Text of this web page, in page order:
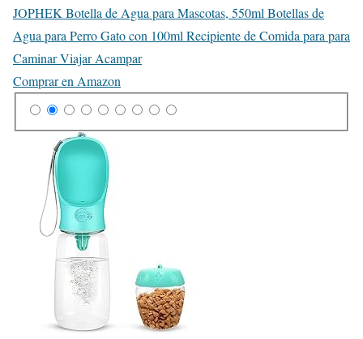
JOPHEK Botella de Agua para Mascotas, 550ml Botellas de
Agua para Perro Gato con 100ml Recipiente de Comida para para
Caminar Viajar Acampar
Comprar en Amazon